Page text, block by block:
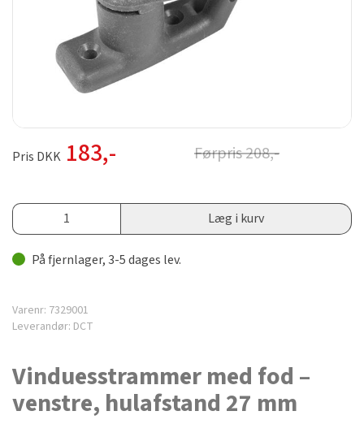
Pris DKK 183,- Førpris208,-
Læg i kurv
På fjernlager, 3-5 dages lev.
Varenr: 7329001
Leverandør: DCT
Vinduesstrammer med fod –
venstre, hulafstand 27 mm